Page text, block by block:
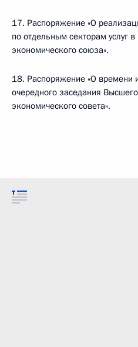
17. Распоряжение «О
по отдельным секторам услуг
экономического союза».
18. Распоряжение «О времени
очередного заседания
экономического совета».